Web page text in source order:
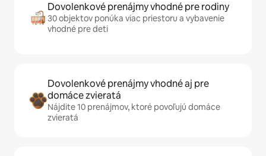
Dovolenkové prenájmy vhodné pre rodiny
30 objektov ponúka viac priestoru a vybavenie
vhodné pre deti
Dovolenkové prenájmy vhodné aj pre
domáce zvieratá
Nájdite 10 prenájmov, ktoré povoľujú domáce
zvieratá